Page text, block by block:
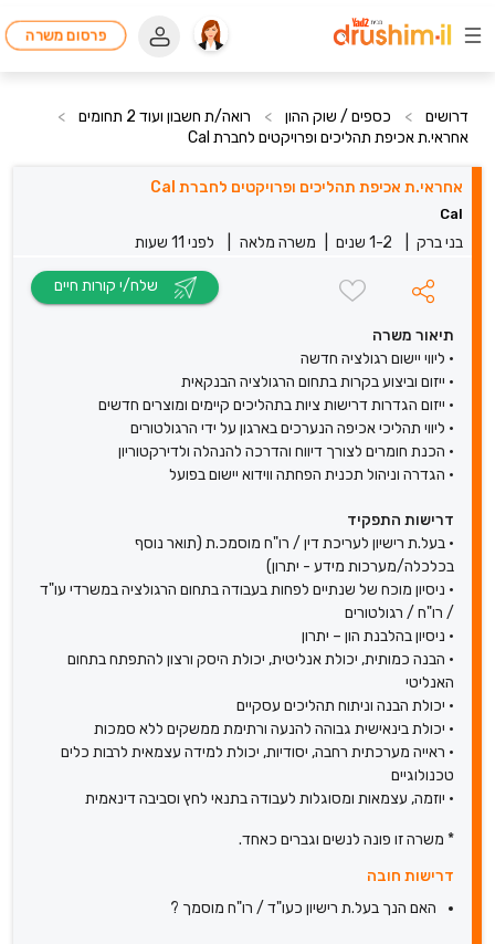
פרסום משרה
דרושים > כספים / שוק ההון > רואה/ת חשבון ועוד 2 תחומים
>
אחראי.ת אכיפת תהליכים ופרויקטים לחברת Cal
אחראי.ת אכיפת תהליכים ופרויקטים לחברת Cal
Cal
בני ברק 1-2 שנים משרה מלאה לפני 11 שעות
תיאור משרה
• ליווי יישום רגולציה חדשה
• ייזום וביצוע בקרות בתחום הרגולציה הבנקאית
• ייזום הגדרות דרישות ציות בתהליכים קיימים ומוצרים חדשים
• ליווי תהליכי אכיפה הנערכים בארגון על ידי הרגולטורים
• הכנת חומרים לצורך דיווח והדרכה להנהלה ולדירקטוריון
• הגדרה וניהול תכנית הפחתה ווידוא יישום בפועל
דרישות התפקיד
• בעל.ת רישיון לעריכת דין / רו"ח מוסמכ.ת (תואר נוסף
בכלכלה/מערכות מידע - יתרון)
• ניסיון מוכח של שנתיים לפחות בעבודה בתחום הרגולציה במשרדי עו"ד
/ רו"ח / רגולטורים
• ניסיון בהלבנת הון – יתרון
• הבנה כמותית, יכולת אנליטית, יכולת היסק ורצון להתפתח בתחום
האנליטי
• יכולת הבנה וניתוח תהליכים עסקיים
• יכולת בינאישית גבוהה להנעה ורתימת ממשקים ללא סמכות
• ראייה מערכתית רחבה, יסודיות, יכולת למידה עצמאית לרבות כלים
טכנולוגיים
• יוזמה, עצמאות ומסוגלות לעבודה בתנאי לחץ וסביבה דינאמית
* משרה זו פונה לנשים וגברים כאחד.
דרישות חובה
האם הנך בעל.ת רישיון כעו"ד / רו"ח מוסמך ?